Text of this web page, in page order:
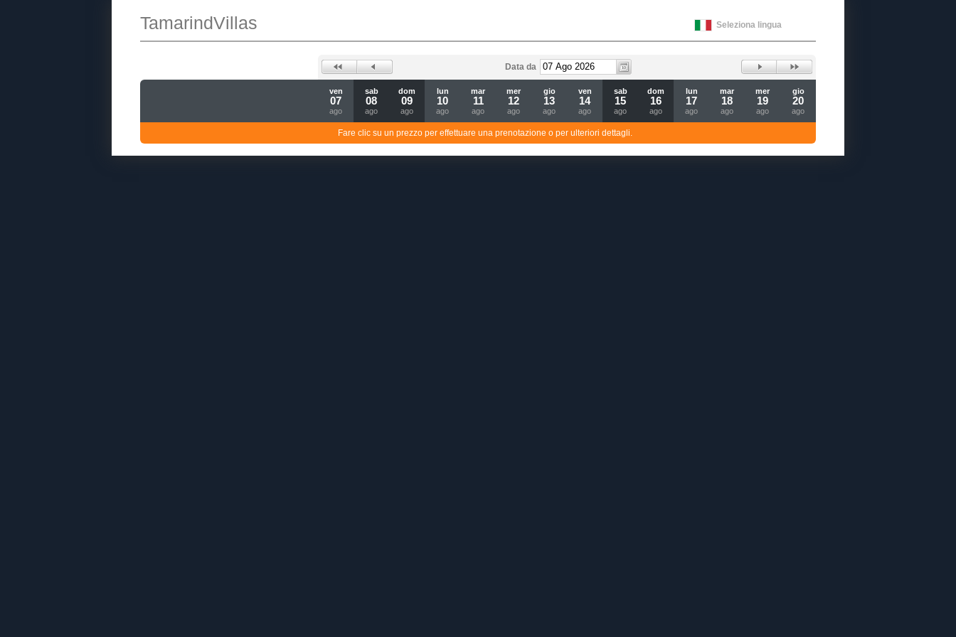
Seleziona lingua
TamarindVillas
Data da
ven
07
ago
sab
08
ago
dom
09
ago
lun
10
ago
mar
11
ago
mer
12
ago
gio
13
ago
ven
14
ago
sab
15
ago
dom
16
ago
lun
17
ago
mar
18
ago
mer
19
ago
gio
20
ago
Fare clic su un prezzo per effettuare una prenotazione o per ulteriori dettagli.